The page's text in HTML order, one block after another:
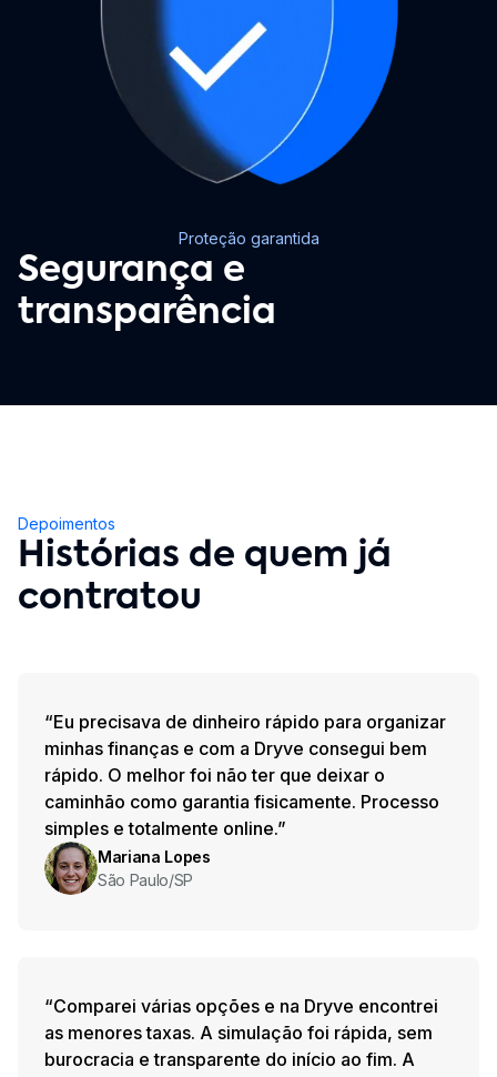
Proteção garantida
Segurança e
transparência
Depoimentos
Histórias de quem já
contratou
“Eu precisava de dinheiro rápido para organizar
minhas finanças e com a Dryve consegui bem
rápido. O melhor foi não ter que deixar o
caminhão como garantia fisicamente. Processo
simples e totalmente online.”
Mariana Lopes
São Paulo/SP
“Comparei várias opções e na Dryve encontrei
as menores taxas. A simulação foi rápida, sem
burocracia e transparente do início ao fim. A